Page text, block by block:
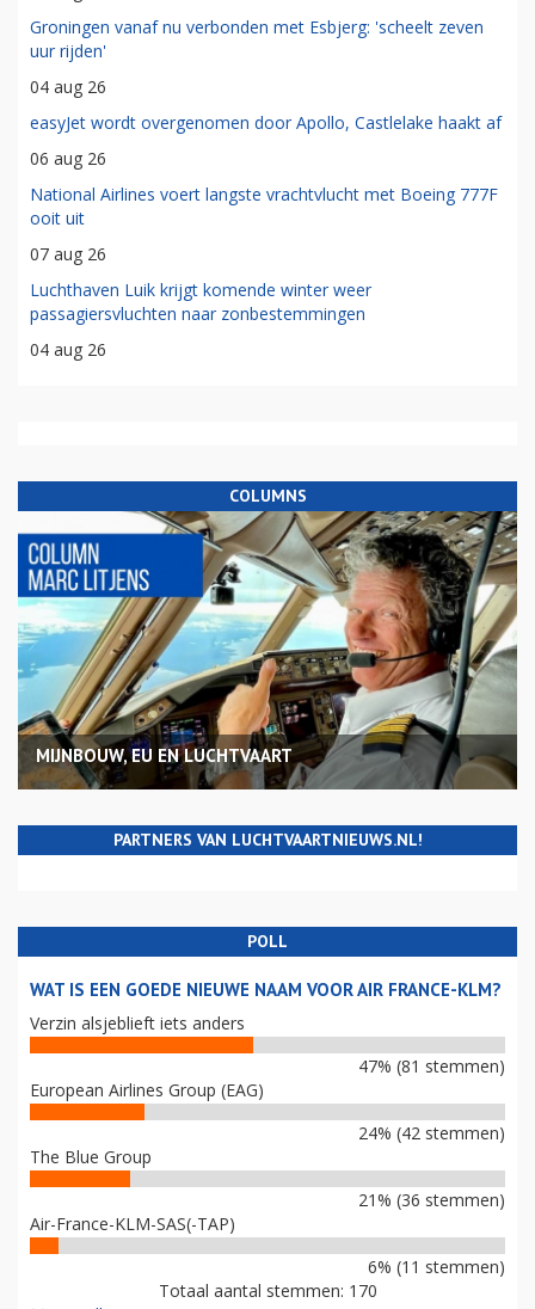
Groningen vanaf nu verbonden met Esbjerg: 'scheelt zeven
uur rijden'
04 aug 26
easyJet wordt overgenomen door Apollo, Castlelake haakt af
06 aug 26
National Airlines voert langste vrachtvlucht met Boeing 777F
ooit uit
07 aug 26
Luchthaven Luik krijgt komende winter weer
passagiersvluchten naar zonbestemmingen
04 aug 26
COLUMNS
MIJNBOUW, EU EN LUCHTVAART
PARTNERS VAN LUCHTVAARTNIEUWS.NL!
POLL
WAT IS EEN GOEDE NIEUWE NAAM VOOR AIR FRANCE-KLM?
Verzin alsjeblieft iets anders
47% (81 stemmen)
European Airlines Group (EAG)
24% (42 stemmen)
The Blue Group
21% (36 stemmen)
Air-France-KLM-SAS(-TAP)
6% (11 stemmen)
Totaal aantal stemmen: 170